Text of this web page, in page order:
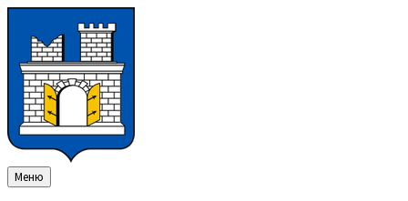
змісту
ліву
бічну
панель
праву
бічну
панель
нижнього
колонтитула
Меню